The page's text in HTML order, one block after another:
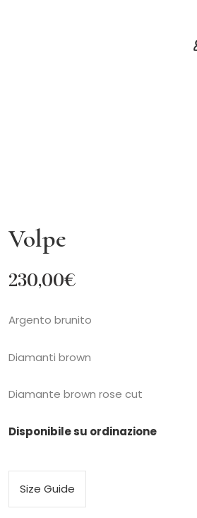
Volpe
230,00€
Argento brunito
Diamanti brown
Diamante brown rose cut
Disponibile su ordinazione
Size Guide